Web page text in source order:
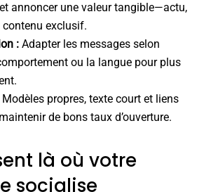
annoncer une valeur tangible—actu,
exclusif.
:Adapter les messages selon
ou la langue pour plus
propres, texte court et liens
de bons taux d’ouverture.
là où votre
socialise